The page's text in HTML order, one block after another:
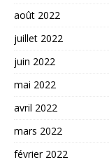
août 2022
juillet 2022
juin 2022
mai 2022
avril 2022
mars 2022
février 2022